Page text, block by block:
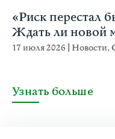
«Риск перестал
Ждать ли новой
17 июля 2026 Новости,
Узнать больше